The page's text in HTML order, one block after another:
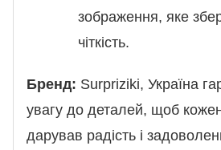
зображення, яке
чіткість.
Бренд: Surpriziki, Україна
увагу до деталей, щоб
дарував радість і